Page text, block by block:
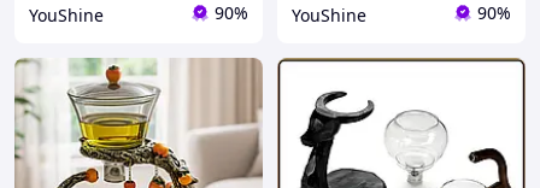
YouShine 90% YouShine 90%